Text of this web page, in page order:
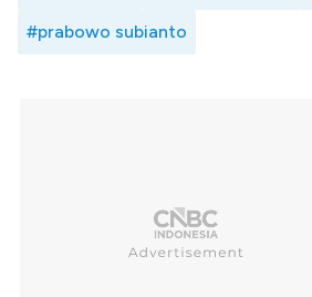
#prabowo subianto